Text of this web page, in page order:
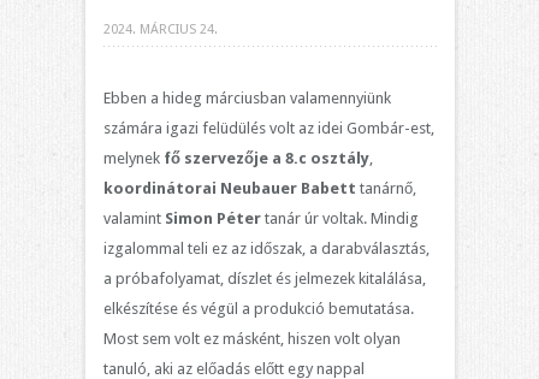
2024. MÁRCIUS 24.
Ebben a hideg márciusban valamennyiünk
számára igazi felüdülés volt az idei Gombár-est,
melynek fő szervezője a 8.c osztály,
koordinátorai Neubauer Babett tanárnő,
valamint Simon Pétertanár úr voltak. Mindig
izgalommal teli ez az időszak, a darabválasztás,
a próbafolyamat, díszlet és jelmezek kitalálása,
elkészítése és végül a produkció bemutatása.
Most sem volt ez másként, hiszen volt olyan
tanuló, aki az előadás előtt egy nappal